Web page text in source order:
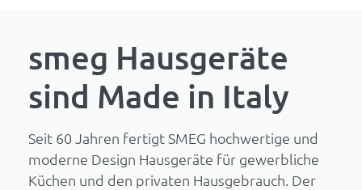
smeg Hausgeräte
sind Made in Italy
Seit 60 Jahren fertigt SMEG hochwertige und
moderne Design Hausgeräte für gewerbliche
Küchen und den privaten Hausgebrauch. Der